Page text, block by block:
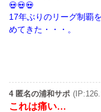
17年ぶりのリーグ制覇
めてきた・・・。
4 匿名の浦和サポ
これは痛い…